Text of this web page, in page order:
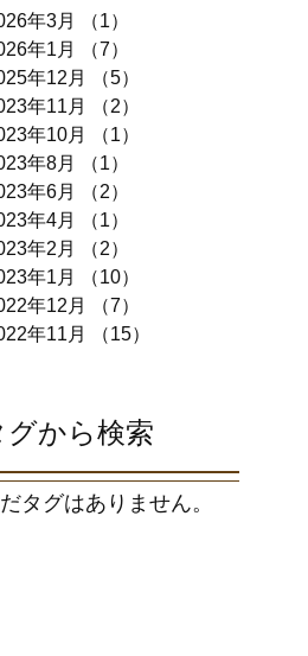
年3月 （1）
年1月
（7）
年12月
（5）
年11月
（2）
年10月
（1）
年8月
（1）
年6月
（2）
年4月
（1）
年2月
（2）
年1月
（10）
年12月
（7）
年11月
（15）
グから検索
タグはありません。